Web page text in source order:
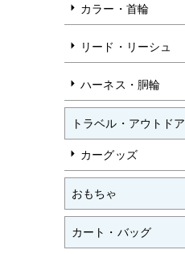
カラー・首輪
リード・リーシュ
ハーネス・胴輪
トラベル・アウトドア
カーグッズ
おもちゃ
カート・バッグ